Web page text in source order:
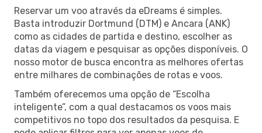
Reservar um voo através da eDreams é simples.
Basta introduzir Dortmund (DTM) e Ancara (ANK)
como as cidades de partida e destino, escolher as
datas da viagem e pesquisar as opções disponíveis. O
nosso motor de busca encontra as melhores ofertas
entre milhares de combinações de rotas e voos.
Também oferecemos uma opção de “Escolha
inteligente”, com a qual destacamos os voos mais
competitivos no topo dos resultados da pesquisa. E